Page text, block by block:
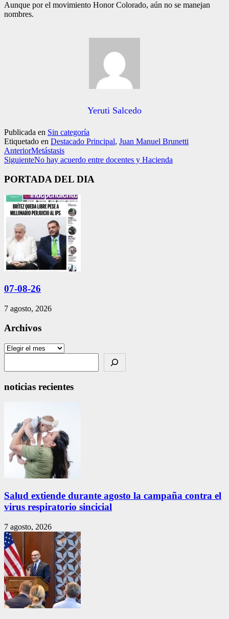
Aunque por el movimiento Honor Colorado, aún no se ma­nejan
nombres.
Yeruti Salcedo
Publicada en Sin categoría
Etiquetado en Destacado Principal, Juan Manuel Brunetti
AnteriorMetástasis
SiguienteNo hay acuerdo entre docentes y Hacienda
PORTADA DEL DIA
07-08-26
7 agosto, 2026
Archivos
Archivos
noticias recientes
Salud extiende durante agosto la campaña contra el
virus respiratorio sincicial
7 agosto, 2026